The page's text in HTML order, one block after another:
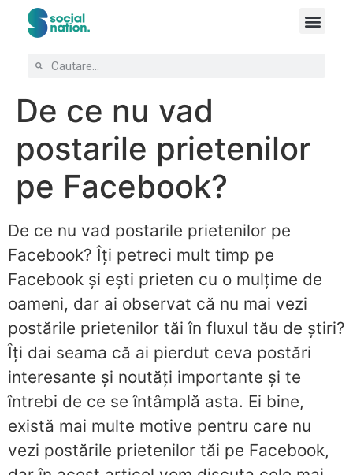
De ce nu vad
postarile prietenilor
pe Facebook?
De ce nu vad postarile prietenilor pe
Facebook? Îți petreci mult timp pe
Facebook și ești prieten cu o mulțime de
oameni, dar ai observat că nu mai vezi
postările prietenilor tăi în fluxul tău de știri?
Îți dai seama că ai pierdut ceva postări
interesante și noutăți importante și te
întrebi de ce se întâmplă asta. Ei bine,
există mai multe motive pentru care nu
vezi postările prietenilor tăi pe Facebook,